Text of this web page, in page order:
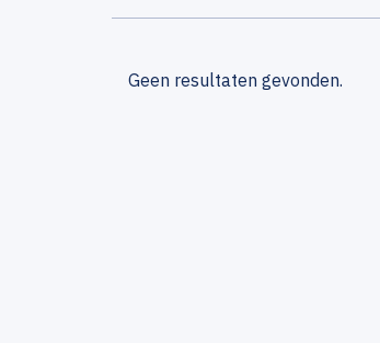
Geen resultaten gevonden.